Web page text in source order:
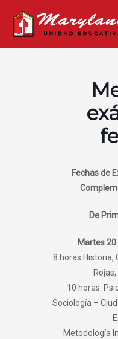
contenido
Fechas de
De
Martes
8 horas Historia,
10 horas:
Sociología –
Metodología